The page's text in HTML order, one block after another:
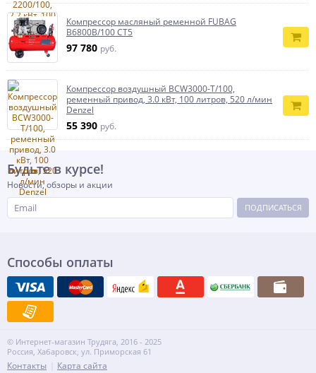
Компрессор масляный ременной FUBAG
B6800B/100 СТ5
97 780 руб.
Компрессор воздушный BCW3000-T/100,
ременный привод, 3.0 кВт, 100 литров, 520 л/мин
Denzel
55 390 руб.
Будьте в курсе!
Новости, обзоры и акции
ПОДПИСАТЬСЯ
Способы оплаты
© Интернет-магазин Трудяга, 2016 - 2025
Россия, Хабаровск, ул. Приморская 61
Контакты Карта сайта